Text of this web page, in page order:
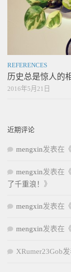
REFERENCES
历史总是惊人的
2016年5月21日
近期评论
mengxin发表在《
mengxin发表在《
了千重浪！ 》
mengxin发表在《
mengxin发表在《
XRumer23Gob